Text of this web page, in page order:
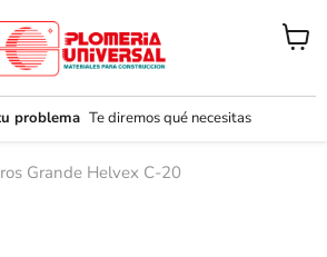
problema Te diremos qué necesitas
Ver
Grande Helvex C-20